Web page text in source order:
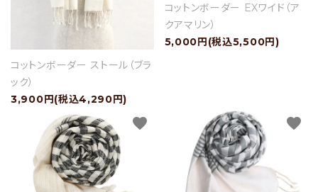
国から探す
私たちについて
店舗情報
パートナーブランド
ショップブログ
コットンボーダー ストール（ブラ
ック）
3,900円(税込4,290円)
コットンボーダー EXワイド（ア
クアマリン）
5,000円(税込5,500円)
favorite favorite